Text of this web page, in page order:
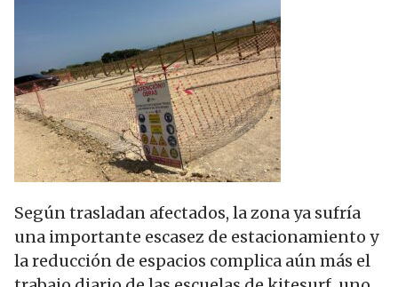
Según trasladan afectados, la zona ya sufría
una importante escasez de estacionamiento y
la reducción de espacios complica aún más el